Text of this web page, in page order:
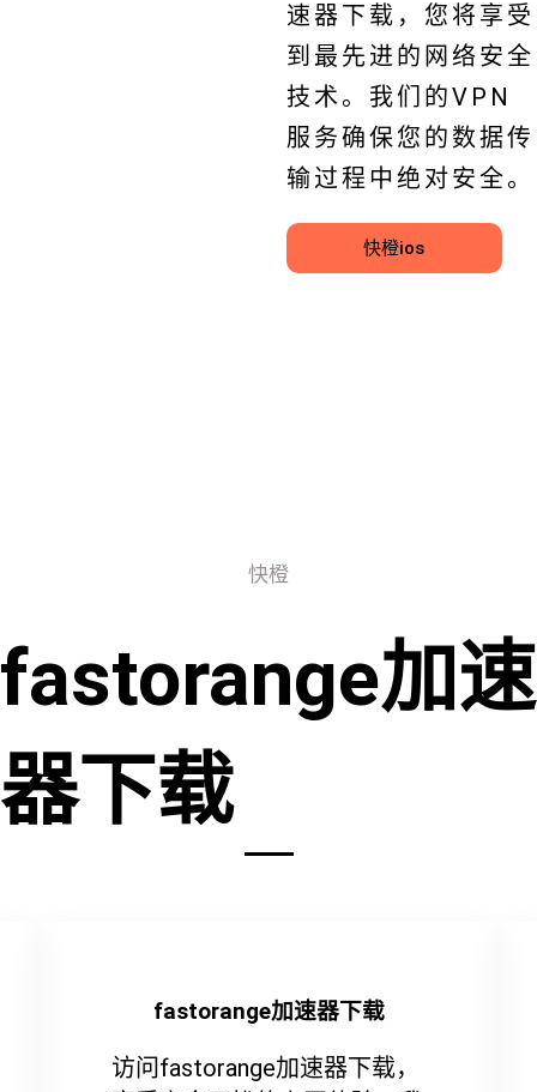
速器下载，您将享受
到最先进的网络安全
技术。我们的VPN
服务确保您的数据传
输过程中绝对安全。
快橙ios
快橙
fastorange加速
器下载
fastorange加速器下载
访问fastorange加速器下载，